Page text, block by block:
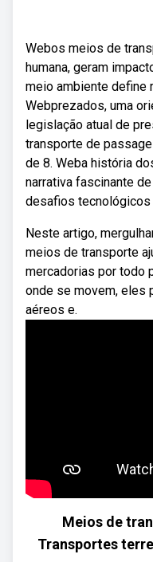
Webos meios de
humana, geram
meio ambiente define
Webprezados, uma
legislação atual de
transporte de
de 8. Weba história
narrativa fascinante
desafios
Neste artigo,
meios de transporte
mercadorias por todo
onde se movem, eles
aéreos e.
Meios de
Transportes